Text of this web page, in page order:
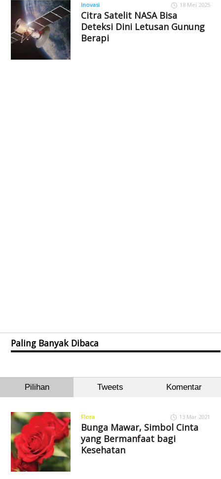
Inovasi 18 Mei 2025
Citra Satelit NASA Bisa
Deteksi Dini Letusan Gunung
Berapi
Paling Banyak Dibaca
Pilihan Tweets Komentar
Flora 13 Mar 2021
Bunga Mawar, Simbol Cinta
yang Bermanfaat bagi
Kesehatan